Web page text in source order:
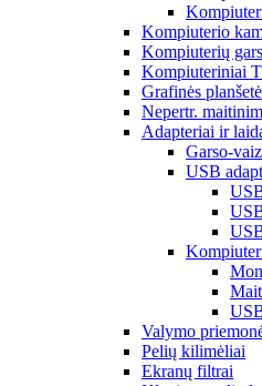
Kompiuterio
Kompiuterių
Kompiuteriniai
Grafinės
Nepertr.
Adapteriai ir
Garso-
USB
Valymo
Pelių kilimėliai
Ekranų filtrai